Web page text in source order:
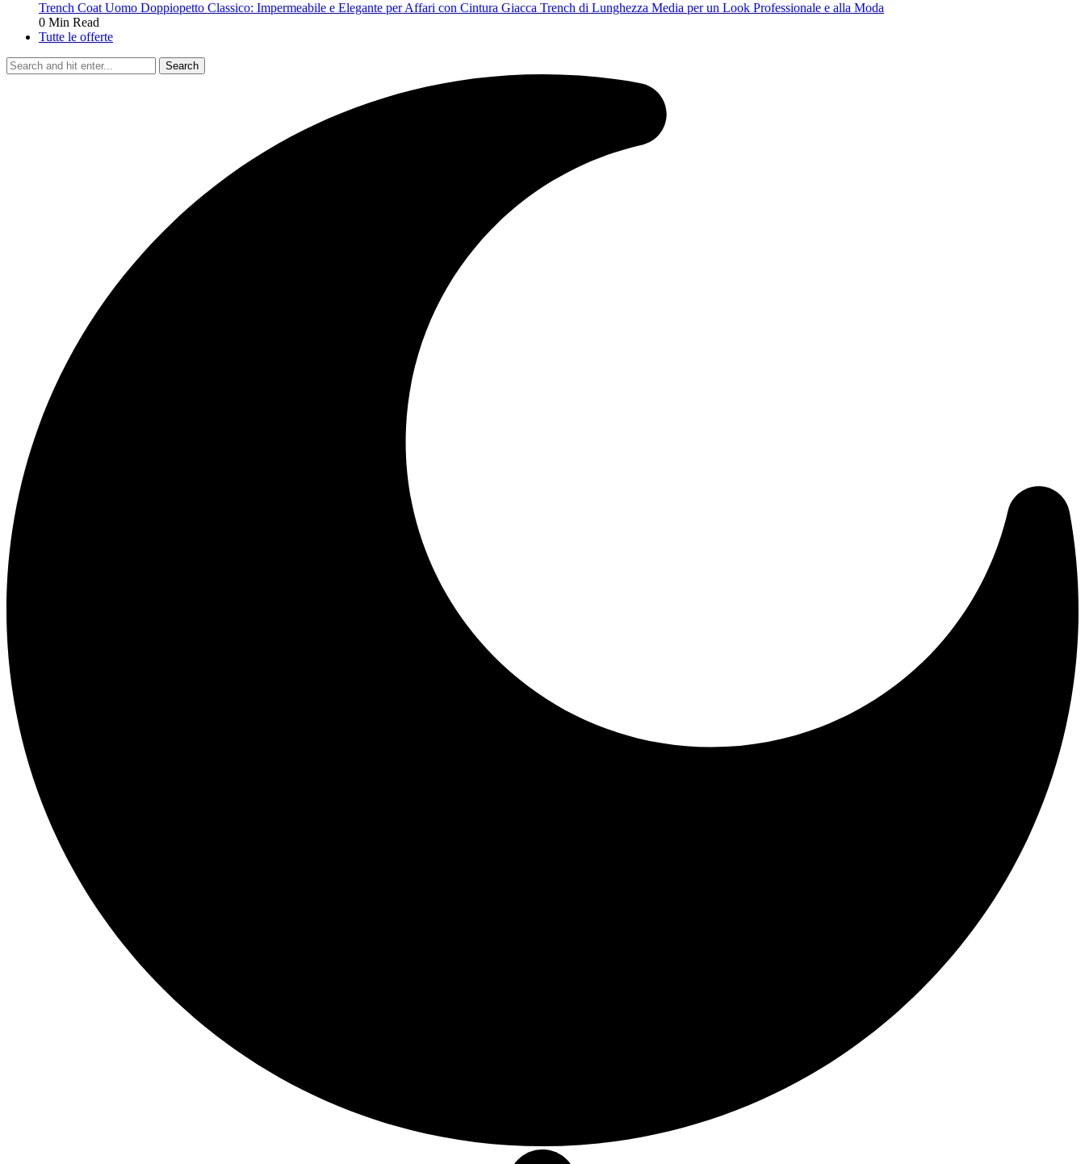
Trench Coat Uomo Doppiopetto Classico: Impermeabile e Elegante per Affari con Cintura Giacca Trench di Lunghezza Media per un Look Professionale e alla Moda
0 Min Read
Tutte le offerte